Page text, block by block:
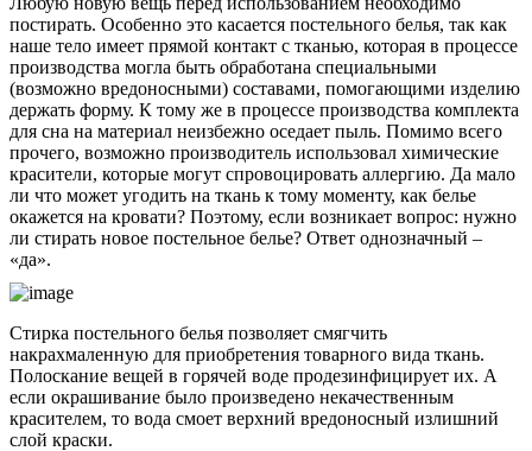
постирать. Особенно это касается постельного белья, так как
наше тело имеет прямой контакт с тканью, которая в процессе
производства могла быть обработана специальными
(возможно вредоносными) составами, помогающими изделию
держать форму. К тому же в процессе производства комплекта
для сна на материал неизбежно оседает пыль. Помимо всего
прочего, возможно производитель использовал химические
красители, которые могут спровоцировать аллергию. Да мало
ли что может угодить на ткань к тому моменту, как белье
окажется на кровати? Поэтому, если возникает вопрос: нужно
ли стирать новое постельное белье? Ответ однозначный –
«да».
Стирка постельного белья позволяет смягчить
накрахмаленную для приобретения товарного вида ткань.
Полоскание вещей в горячей воде продезинфицирует их. А
если окрашивание было произведено некачественным
красителем, то вода смоет верхний вредоносный излишний
слой краски.